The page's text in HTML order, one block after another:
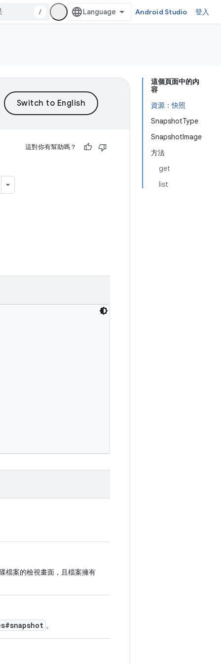
/ Android Studio 登入
這個頁面中的內
容
資源：快照
SnapshotType
SnapshotImage
方法
get
list
這對你有幫助嗎？
檔案的檢視畫面，且檔案擁有
。